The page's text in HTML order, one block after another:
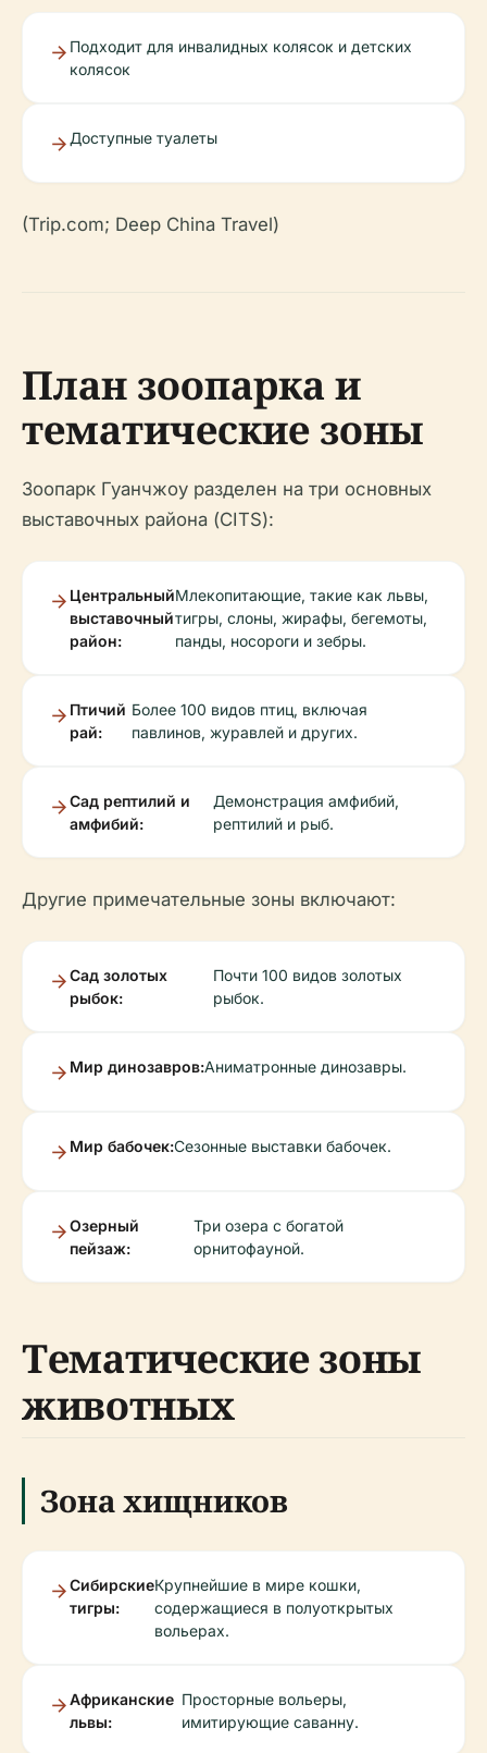
Подходит для инвалидных колясок и детских
колясок
Доступные туалеты
(Trip.com; Deep China Travel)
План зоопарка и
тематические зоны
Зоопарк Гуанчжоу разделен на три основных
выставочных района (CITS):
Центральный
выставочный
район:
Млекопитающие, такие как львы,
тигры, слоны, жирафы, бегемоты,
панды, носороги и зебры.
Птичий
рай:
Более 100 видов птиц, включая
павлинов, журавлей и других.
Сад рептилий и
амфибий:
Демонстрация амфибий,
рептилий и рыб.
Другие примечательные зоны включают:
Сад золотых
рыбок:
Почти 100 видов золотых
рыбок.
Мир динозавров:Аниматронные динозавры.
Мир бабочек:Сезонные выставки бабочек.
Озерный
пейзаж:
Три озера с богатой
орнитофауной.
Тематические зоны
животных
Зона хищников
Сибирские
тигры:
Крупнейшие в мире кошки,
содержащиеся в полуоткрытых
вольерах.
Африканские
львы:
Просторные вольеры,
имитирующие саванну.